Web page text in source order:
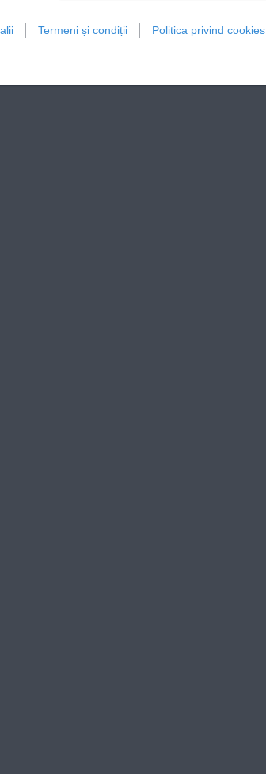
Termeni și condiții Politica privind cookies